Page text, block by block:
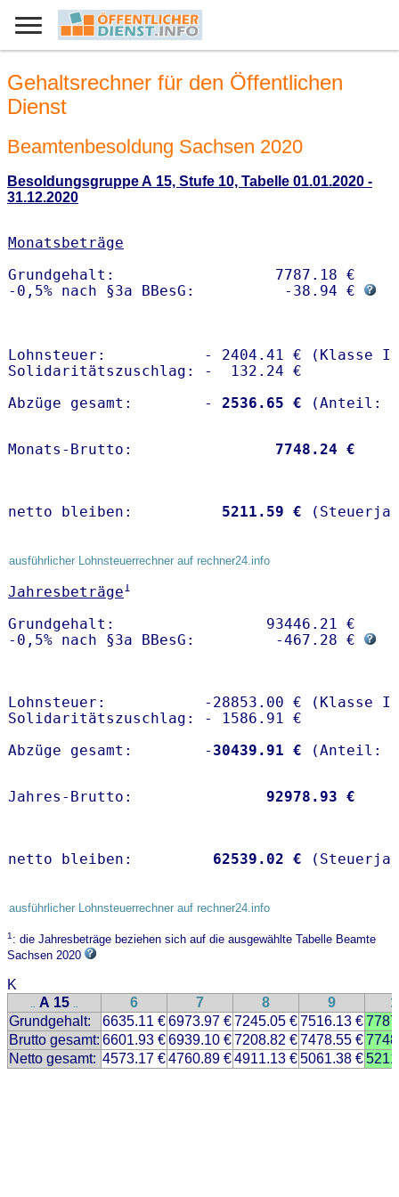
Gehaltsrechner für den Öffentlichen
Dienst
Beamtenbesoldung Sachsen 2020
Besoldungsgruppe A 15, Stufe 10, Tabelle 01.01.2020 -
31.12.2020
Monatsbeträge
Grundgehalt:                  7787.18 €
-0,5% nach §3a BBesG:          -38.94 €
Lohnsteuer:           - 2404.41 € (Klasse I)
Solidaritätszuschlag: -  132.24 €
Abzüge gesamt:        -
2536.65 €
Monats-Brutto: 7748.24 €
netto bleiben: 5211.59 €
ausführlicher Lohnsteuerrechner auf rechner24.info
Jahresbeträge1
Grundgehalt:                 93446.21 €
-0,5% nach §3a BBesG:         -467.28 €
Lohnsteuer:           -28853.00 € (Klasse I)
Solidaritätszuschlag: - 1586.91 €
Abzüge gesamt:        - 30439.91 €
Jahres-Brutto: 92978.93 €
netto bleiben: 62539.02 €
ausführlicher Lohnsteuerrechner auf rechner24.info
1: die Jahresbeträge beziehen sich auf die ausgewählte Tabelle Beamte
Sachsen 2020
K
.. A 15 .. 6 7 8 9
Grundgehalt:
6635.11 €6973.97 €7245.05 €7516.13 €
Brutto gesamt: 6601.93 €6939.10 €7208.82 €7478.55 €
Netto gesamt: 4573.17 €4760.89 €4911.13 €5061.38 €